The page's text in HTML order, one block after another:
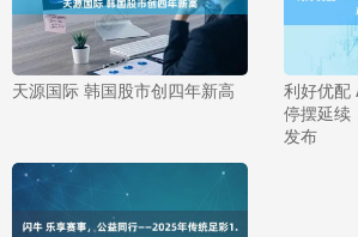
天源国际 韩国股市创四年新高
利好优配
停摆延续
发布